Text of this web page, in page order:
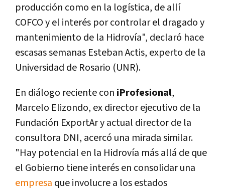
producción como en la logística, de allí
COFCO y el interés por controlar el dragado y
mantenimiento de la Hidrovía", declaró hace
escasas semanas Esteban Actis, experto de la
Universidad de Rosario (UNR).
En diálogo reciente con iProfesional,
Marcelo Elizondo, ex director ejecutivo de la
Fundación ExportAr y actual director de la
consultora DNI, acercó una mirada similar.
"Hay potencial en la Hidrovía más allá de que
el Gobierno tiene interés en consolidar una
empresa que involucre a los estados